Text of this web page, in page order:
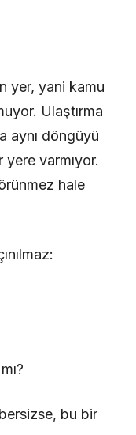
yer, yani kamu
Ulaştırma
aynı döngüyü
yere varmıyor.
hale
bu bir